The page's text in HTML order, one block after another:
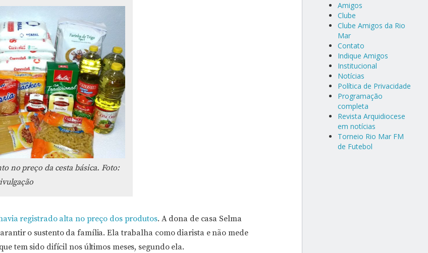
no preço da cesta básica. Foto:
registrado alta no preço dos produtos. A dona de casa Selma
o sustento da família. Ela trabalha como diarista e não mede
tem sido difícil nos últimos meses, segundo ela.
Amigos
Clube
Clube Amigos da Rio
Mar
Contato
Indique Amigos
Institucional
Notícias
Política de Privacidade
Programação
completa
Revista Arquidiocese
em notícias
Torneio Rio Mar FM
de Futebol